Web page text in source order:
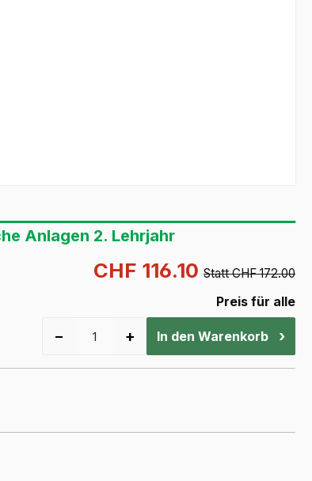
Anlagen 2. Lehrjahr
CHF 116.10 Statt CHF 172.00
Preis für alle
− + In den Warenkorb ›